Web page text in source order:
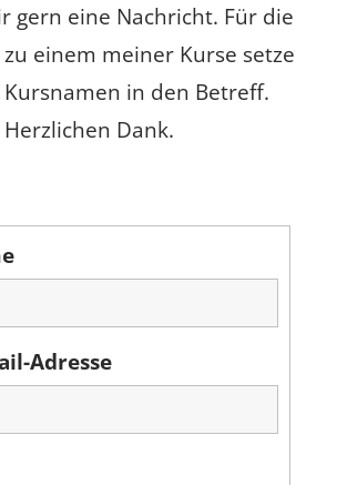
gern eine Nachricht. Für die
einem meiner Kurse setze
in den Betreff.
Herzlichen Dank.
Adresse